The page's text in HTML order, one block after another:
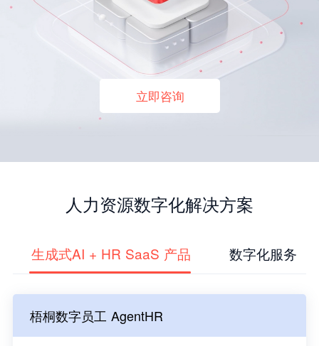
立即咨询
人力资源数字化解决方案
生成式AI + HR SaaS 产品 数字化服务
梧桐数字员工 AgentHR